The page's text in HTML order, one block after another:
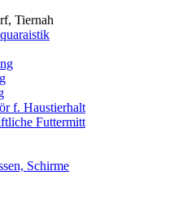
Tiernah
f. Haustierhalt
Futtermitt
Schirme